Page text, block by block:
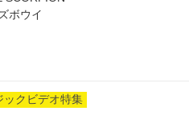
ボウイ
ックビデオ特集